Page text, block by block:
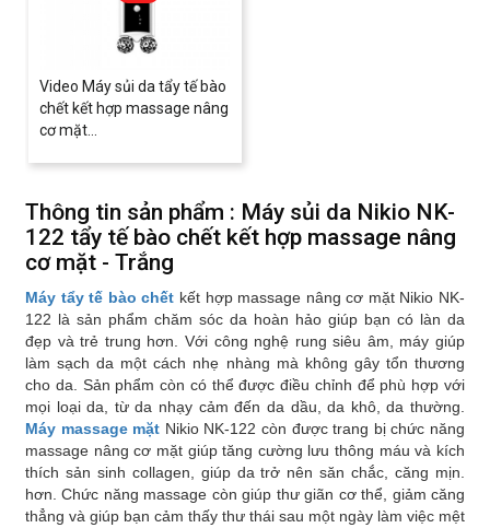
Video Máy sủi da tẩy tế bào
chết kết hợp massage nâng
cơ mặt...
Thông tin sản phẩm : Máy sủi da Nikio NK-
122 tẩy tế bào chết kết hợp massage nâng
cơ mặt - Trắng
Máy tẩy tế bào chết kết hợp massage nâng cơ mặt Nikio NK-
122 là sản phẩm chăm sóc da hoàn hảo giúp bạn có làn da
đẹp và trẻ trung hơn. Với công nghệ rung siêu âm, máy giúp
làm sạch da một cách nhẹ nhàng mà không gây tổn thương
cho da. Sản phẩm còn có thể được điều chỉnh để phù hợp với
mọi loại da, từ da nhạy cảm đến da dầu, da khô, da thường.
Máy massage mặt Nikio NK-122 còn được trang bị chức năng
massage nâng cơ mặt giúp tăng cường lưu thông máu và kích
thích sản sinh collagen, giúp da trở nên săn chắc, căng mịn.
hơn. Chức năng massage còn giúp thư giãn cơ thể, giảm căng
thẳng và giúp bạn cảm thấy thư thái sau một ngày làm việc mệt